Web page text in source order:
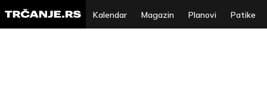
Kalendar Magazin Planovi Patike